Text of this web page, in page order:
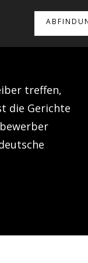
treffen,
die Gerichte